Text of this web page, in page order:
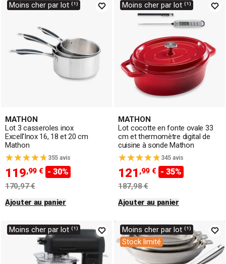
Moins cher par lot ⁽¹⁾
MATHON
Lot 3 casseroles inox
Excell'Inox 16, 18 et 20 cm
Mathon
355 avis
119,99 € - 30%
170,97 €
Ajouter au panier
Moins cher par lot ⁽¹⁾
MATHON
Lot cocotte en fonte ovale 33
cm et thermomètre digital de
cuisine à sonde Mathon
345 avis
121 ,99 € - 35%
187,98 €
Ajouter au panier
Moins cher par lot ⁽¹⁾
Moins cher par lot ⁽¹⁾
Stock limité